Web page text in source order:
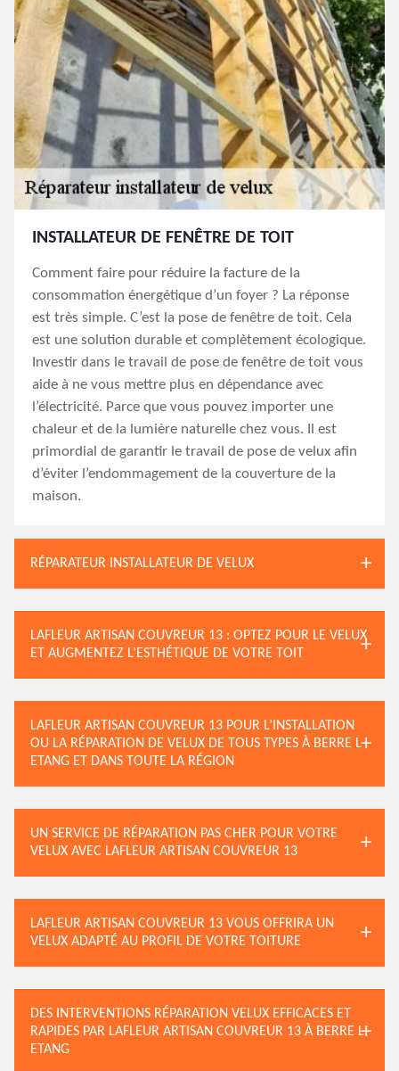
INSTALLATEUR DE FENÊTRE DE TOIT
Comment faire pour réduire la facture de la
consommation énergétique d’un foyer ? La réponse
est très simple. C’est la pose de fenêtre de toit. Cela
est une solution durable et complètement écologique.
Investir dans le travail de pose de fenêtre de toit vous
aide à ne vous mettre plus en dépendance avec
l’électricité. Parce que vous pouvez importer une
chaleur et de la lumière naturelle chez vous. Il est
primordial de garantir le travail de pose de velux afin
d’éviter l’endommagement de la couverture de la
maison.
RÉPARATEUR INSTALLATEUR DE VELUX
LAFLEUR ARTISAN COUVREUR 13 : OPTEZ POUR LE VELUX
ET AUGMENTEZ L’ESTHÉTIQUE DE VOTRE TOIT
LAFLEUR ARTISAN COUVREUR 13 POUR L’INSTALLATION
OU LA RÉPARATION DE VELUX DE TOUS TYPES À BERRE L
ETANG ET DANS TOUTE LA RÉGION
UN SERVICE DE RÉPARATION PAS CHER POUR VOTRE
VELUX AVEC LAFLEUR ARTISAN COUVREUR 13
LAFLEUR ARTISAN COUVREUR 13 VOUS OFFRIRA UN
VELUX ADAPTÉ AU PROFIL DE VOTRE TOITURE
DES INTERVENTIONS RÉPARATION VELUX EFFICACES ET
RAPIDES PAR LAFLEUR ARTISAN COUVREUR 13 À BERRE L
ETANG